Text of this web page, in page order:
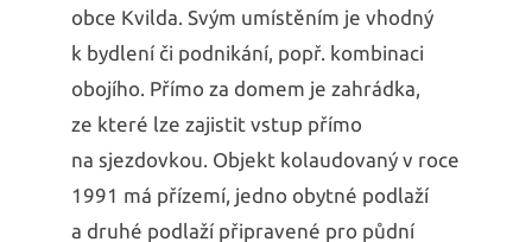
obce Kvilda. Svým umístěním je vhodný
k bydlení či podnikání, popř. kombinaci
obojího. Přímo za domem je zahrádka,
ze které lze zajistit vstup přímo
na sjezdovkou. Objekt kolaudovaný v roce
1991 má přízemí, jedno obytné podlaží
a druhé podlaží připravené pro půdní